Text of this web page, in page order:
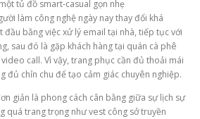
tủ đồ smart-casual gọn nhẹ
làm công nghệ ngày nay thay đổi khá
đầu bằng việc xử lý email tại nhà, tiếp tục với
sau đó là gặp khách hàng tại quán cà phê
call. Vì vậy, trang phục cần đủ thoải mái
đủ chỉn chu để tạo cảm giác chuyên nghiệp.
giản là phong cách cân bằng giữa sự lịch sự
quá trang trọng như vest công sở truyền